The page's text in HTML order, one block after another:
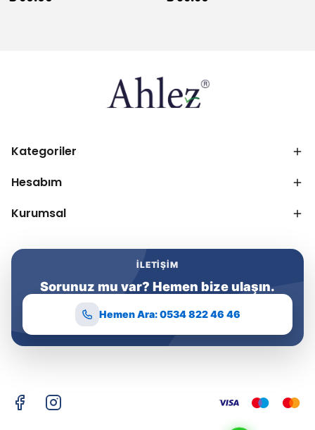
Kategoriler
Hesabım
Kurumsal
İLETIŞIM
Sorunuz mu var? Hemen bize ulaşın.
Hemen Ara: 0534 822 46 46